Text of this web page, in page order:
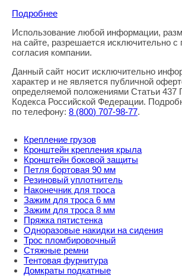
Подробнее
Правовая информация
Использование любой информации,
на сайте, разрешается исключительно с
согласия компании.
Данный сайт носит исключительно
характер и не является публичной
определяемой положениями Статьи 437
Кодекса Российской Федерации.
по телефону: 8 (800) 707-98-77.
Крепление грузов
Кронштейн крепления крыла
Кронштейн боковой защиты
Петля бортовая 90 мм
Резиновый уплотнитель
Наконечник для троса
Зажим для троса 6 мм
Зажим для троса 8 мм
Пряжка пятистенка
Одноразовые накидки на сидения
Трос пломбировочный
Стяжные ремни
Тентовая фурнитура
Домкраты подкатные